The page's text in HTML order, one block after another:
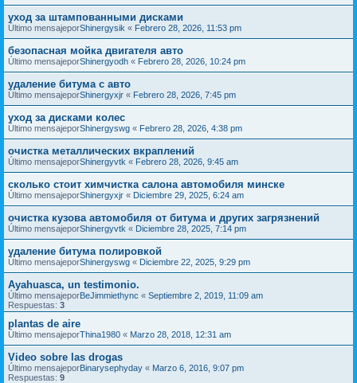
уход за штампованными дисками
Último mensajeporShinergysik « Febrero 28, 2026, 11:53 pm
безопасная мойка двигателя авто
Último mensajeporShinergyodh « Febrero 28, 2026, 10:24 pm
удаление битума с авто
Último mensajeporShinergyxjr « Febrero 28, 2026, 7:45 pm
уход за дисками колес
Último mensajeporShinergyswg « Febrero 28, 2026, 4:38 pm
очистка металлических вкраплений
Último mensajeporShinergyvtk « Febrero 28, 2026, 9:45 am
сколько стоит химчистка салона автомобиля минске
Último mensajeporShinergyxjr « Diciembre 29, 2025, 6:24 am
очистка кузова автомобиля от битума и других загрязнений
Último mensajeporShinergyvtk « Diciembre 28, 2025, 7:14 pm
удаление битума полировкой
Último mensajeporShinergyswg « Diciembre 22, 2025, 9:29 pm
Ayahuasca, un testimonio.
Último mensajeporBeJimmiethync « Septiembre 2, 2019, 11:09 am
Respuestas: 3
plantas de aire
Último mensajeporThina1980 « Marzo 28, 2018, 12:31 am
Video sobre las drogas
Último mensajeporBinarysephyday « Marzo 6, 2016, 9:07 pm
Respuestas: 9